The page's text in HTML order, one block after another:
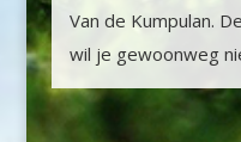
Van de Kumpulan.
wil je gewoonweg